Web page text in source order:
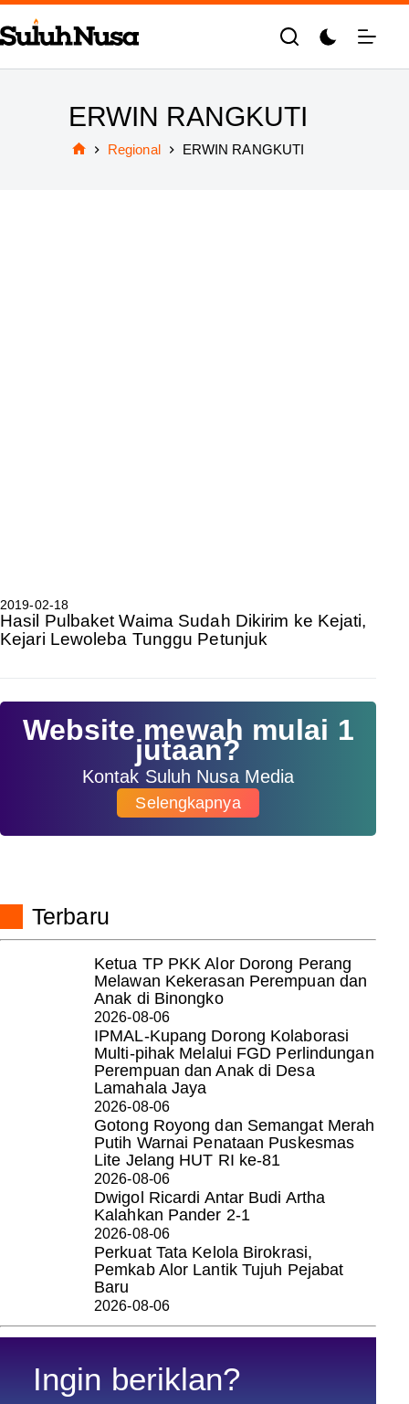
Skip
to
content
ERWIN RANGKUTI
Regional ERWIN RANGKUTI
2019-02-18
Hasil Pulbaket Waima Sudah Dikirim ke Kejati,
Kejari Lewoleba Tunggu Petunjuk
Website mewah mulai 1
jutaan?
Kontak Suluh Nusa Media
Selengkapnya
Terbaru
Ketua TP PKK Alor Dorong Perang
Melawan Kekerasan Perempuan dan
Anak di Binongko
2026-08-06
IPMAL-Kupang Dorong Kolaborasi
Multi-pihak Melalui FGD Perlindungan
Perempuan dan Anak di Desa
Lamahala Jaya
2026-08-06
Gotong Royong dan Semangat Merah
Putih Warnai Penataan Puskesmas
Lite Jelang HUT RI ke-81
2026-08-06
Dwigol Ricardi Antar Budi Artha
Kalahkan Pander 2-1
2026-08-06
Perkuat Tata Kelola Birokrasi,
Pemkab Alor Lantik Tujuh Pejabat
Baru
2026-08-06
Ingin beriklan?